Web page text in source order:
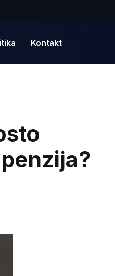
Kontakt